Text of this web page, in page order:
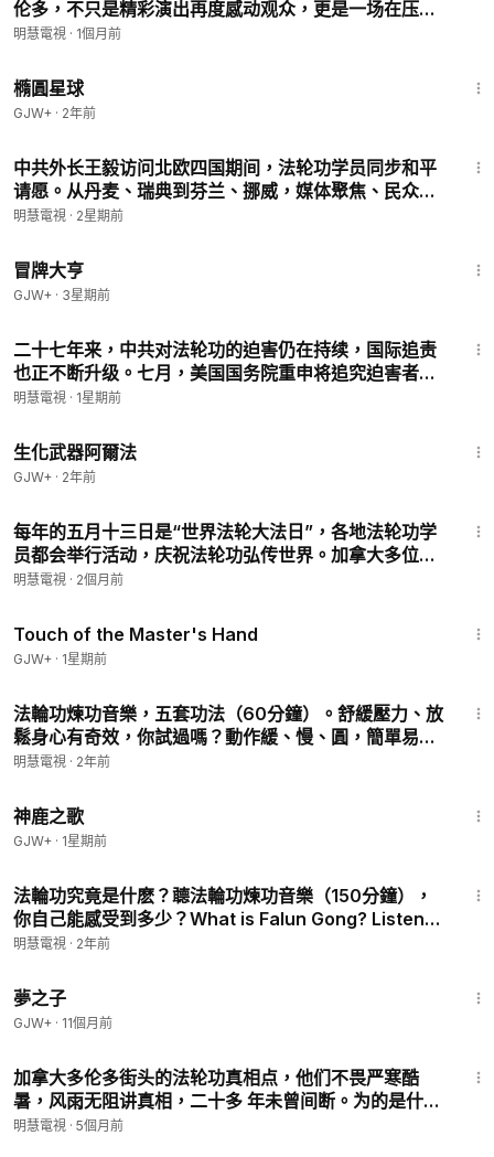
01:51
中共炸弹威胁失败 神韵重返多伦多
03:15达拉斯首映纪录片《坚不可摧》
•美国•澳洲•保加利亚•墨西哥
09:04送出一张“福”字卡遭枉判五年
11:22任职“六一零”的父子同遭恶报病亡
伦多，不只是精彩演出再度感动观众，更是一场在压力
下坚持信念的胜利。政要到场力挺，观众热情回响，共
明慧電視 · 1個月前
橢圓星球
GJW+ · 2年前
中共外长王毅访问北欧四国期间，法轮功学员同步和平
请愿。从丹麦、瑞典到芬兰、挪威，媒体聚焦、民众声
援，中国人权议题再次进入国际视野，中共官员的外交
明慧電視 · 2星期前
冒牌大亨
GJW+ · 3星期前
二十七年来，中共对法轮功的迫害仍在持续，国际追责
也正不断升级。七月，美国国务院重申将追究迫害者责
任，国会两党议员接连发声谴责，并推动相关法案，以
明慧電視 · 1星期前
生化武器阿爾法
GJW+ · 2年前
每年的五月十三日是“世界法轮大法日”，各地法轮功学
员都会举行活动，庆祝法轮功弘传世界。加拿大多位市
长主持升旗仪式。面对中领馆施压，有市长公开表示不
明慧電視 · 2個月前
Touch of the Master's Hand
GJW+ · 1星期前
法輪功煉功音樂，五套功法（60分鐘）。舒緩壓力、放
鬆身心有奇效，你試過嗎？動作緩、慢、圓，簡單易學
見效快。功法演示：海外法輪功學員。附免費教功視頻
明慧電視 · 2年前
神鹿之歌
GJW+ · 1星期前
法輪功究竟是什麽？聼法輪功煉功音樂（150分鐘），
你自己能感受到多少？What is Falun Gong? Listen
to this Exercise Music and tell.
明慧電視 · 2年前
夢之子
GJW+ · 11個月前
加拿大多伦多街头的法轮功真相点，他们不畏严寒酷
暑，风雨无阻讲真相，二十多 年未曾间断。为的是什
么？
明慧電視 · 5個月前